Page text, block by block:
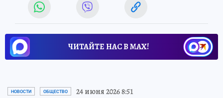
ЧИТАЙТЕ НАС В МАХ!
НОВОСТИ ОБЩЕСТВО 24 июня 2026 8:51